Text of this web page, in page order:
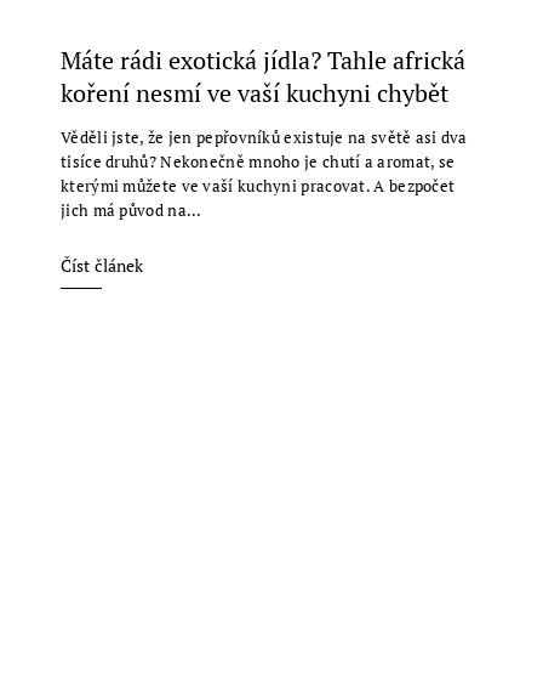
Máte rádi exotická jídla? Tahle africká
koření nesmí ve vaší kuchyni chybět
Věděli jste, že jen pepřovníků existuje na světě asi dva
tisíce druhů? Nekonečně mnoho je chutí a aromat, se
kterými můžete ve vaší kuchyni pracovat. A bezpočet
jich má původ na...
Číst článek